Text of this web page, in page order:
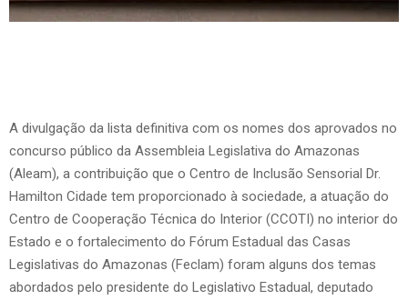
A divulgação da lista definitiva com os nomes dos aprovados no
concurso público da Assembleia Legislativa do Amazonas
(Aleam), a contribuição que o Centro de Inclusão Sensorial Dr.
Hamilton Cidade tem proporcionado à sociedade, a atuação do
Centro de Cooperação Técnica do Interior (CCOTI) no interior do
Estado e o fortalecimento do Fórum Estadual das Casas
Legislativas do Amazonas (Feclam) foram alguns dos temas
abordados pelo presidente do Legislativo Estadual, deputado